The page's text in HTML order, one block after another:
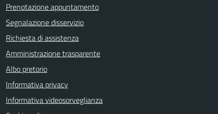
Prenotazione appuntamento
Segnalazione disservizio
Richiesta di assistenza
Amministrazione trasparente
Albo pretorio
Informativa privacy
Informativa videosorveglianza